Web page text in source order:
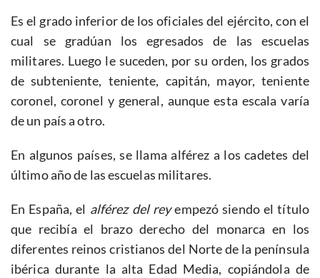
Es el grado inferior de los oficiales del ejército, con el
cual se gradúan los egresados de las escuelas
militares. Luego le suceden, por su orden, los grados
de subteniente, teniente, capitán, mayor, teniente
coronel, coronel y general, aunque esta escala varía
de un país a otro.
En algunos países, se llama alférez a los cadetes del
último año de las escuelas militares.
En España, el alférez del reyempezó siendo el título
que recibía el brazo derecho del monarca en los
diferentes reinos cristianos del Norte de la península
ibérica durante la alta Edad Media, copiándola de